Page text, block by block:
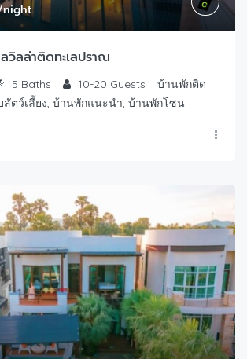
วิลล่าติดทะเลปราณ
5 Baths 10-20 Guests
บ้านพักติด
สัตว์เลี้ยง, บ้านพักแนะนำ, บ้านพักโซน